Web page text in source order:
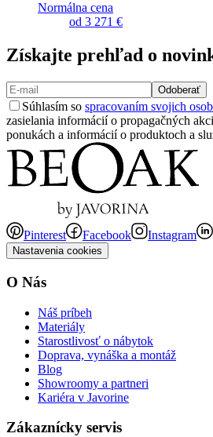
Normálna cena
od 3 271 €
Získajte prehľad o
Odoberať
Súhlasím so spracovaním svojich
zasielania informácií o propagačných
ponukách a informácií o produktoch a
Pinterest Facebook Instagram
Nastavenia cookies
O Nás
Náš príbeh
Materiály
Starostlivosť o nábytok
Doprava, vynáška a montáž
Blog
Showroomy a partneri
Kariéra v Javorine
Zákaznícky servis